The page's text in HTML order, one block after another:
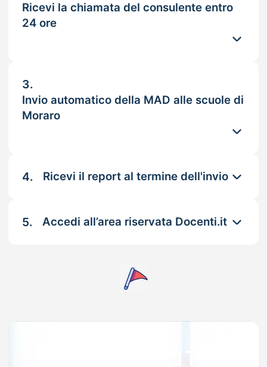
Ricevi la chiamata del consulente entro
24 ore
3.
Invio automatico della MAD alle scuole di
Moraro
4. Ricevi il report al termine dell'invio
5. Accedi all’area riservata Docenti.it